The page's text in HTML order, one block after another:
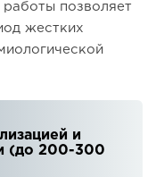
позволяет
жестких
и
(до 200-300